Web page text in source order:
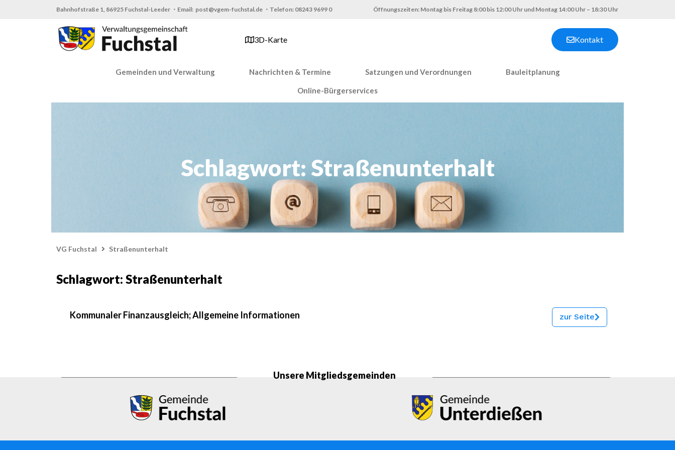
Bahnhofstraße 1, 86925 Fuchstal-Leeder ・Email: post@vgem-fuchstal.de ・Telefon: 08243 9699 0 Öffnungszeiten: Montag bis Freitag 8:00 bis 12:00 Uhr und Montag 14:00 Uhr – 18:30 Uhr
3D-Karte Kontakt
Gemeinden und Verwaltung Nachrichten & Termine Satzungen und Verordnungen Bauleitplanung
Online-Bürgerservices
Schlagwort: Straßenunterhalt
VG Fuchstal Straßenunterhalt
Schlagwort: Straßenunterhalt
Kommunaler Finanzausgleich; Allgemeine Informationen zur Seite
Unsere Mitgliedsgemeinden